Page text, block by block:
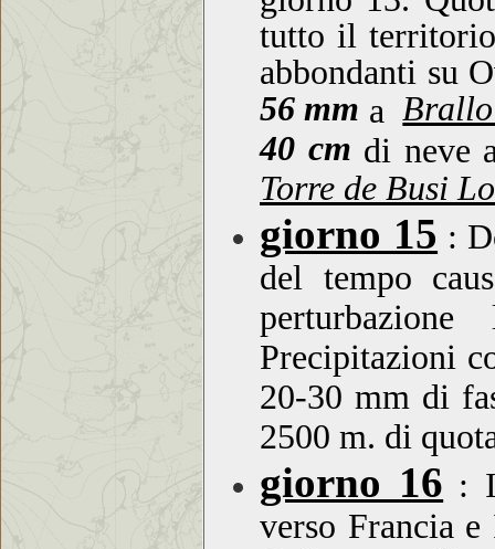
tutto il
abbondanti su
56 mm a
40 cm di neve
Torre de Busi
giorno 15 :
del tempo
Precipitazioni
20-30 mm di
2500 m. di
giorno 16 :
verso Francia